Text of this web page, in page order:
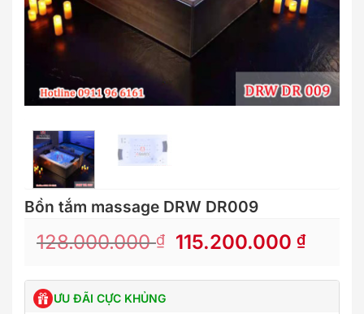
Bồn tắm massage DRW DR009
128.000.000₫
Original
was:
115.200.000₫
is:
ƯU ĐÃI CỰC KHỦNG